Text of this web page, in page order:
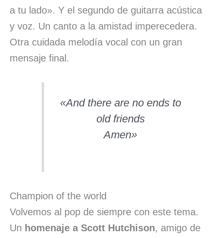
a tu lado». Y el segundo de guitarra acústica
y voz. Un canto a la amistad imperecedera.
Otra cuidada melodía vocal con un gran
mensaje final.
«And there are no ends to
old friends
Amen»
Champion of the world
Volvemos al pop de siempre con este tema.
Un homenaje a Scott Hutchison, amigo de